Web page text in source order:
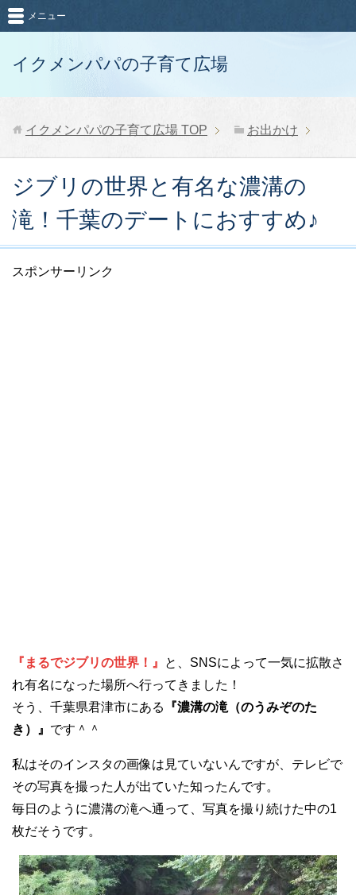
イクメンパパの子育て広場
メニュー
イクメンパパの子育て広場 TOP お出かけ
ジブリの世界と有名な濃溝の
滝！千葉のデートにおすすめ♪
スポンサーリンク
『まるでジブリの世界！』
と、SNSによって一気に拡散さ
れ有名になった場所へ行ってきました！
そう、千葉県君津市にある
『濃溝の滝（のうみぞのた
き）』 です＾＾
私はそのインスタの画像は見ていないんですが、テレビで
その写真を撮った人が出ていた知ったんです。
毎日のように濃溝の滝へ通って、写真を撮り続けた中の1
枚だそうです。